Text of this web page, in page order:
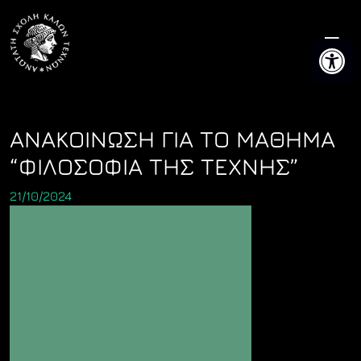
content
ΑΝΑΚΟΙΝΩΣΗ ΓΙΑ ΤΟ ΜΑΘΗΜΑ
“ΦΙΛΟΣΟΦΙΑ ΤΗΣ ΤΕΧΝΗΣ”
21/10/2024